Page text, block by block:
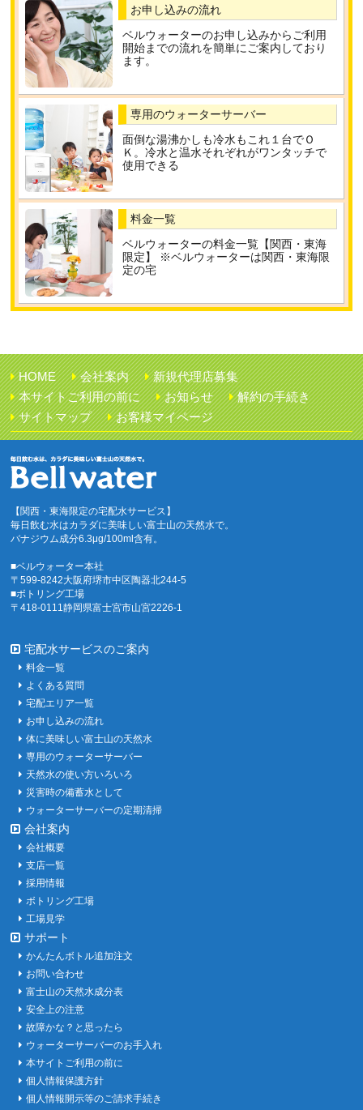
お申し込みの流れ
ベルウォーターのお申し込みからご利用
開始までの流れを簡単にご案内しており
ます。
専用のウォーターサーバー
面倒な湯沸かしも冷水もこれ１台でＯ
Ｋ。冷水と温水それぞれがワンタッチで
使用できる
料金一覧
ベルウォーターの料金一覧【関西・東海
限定】 ※ベルウォーターは関西・東海限
定の宅
HOME 会社案内
新規代理店募集
本サイトご利用の前に
お知らせ
解約の手続き
サイトマップ
お客様マイページ
【関西・東海限定の宅配水サービス】
毎日飲む水はカラダに美味しい富士山の天然水で。
バナジウム成分6.3μg/100ml含有。
■ベルウォーター本社
〒599-8242大阪府堺市中区陶器北244-5
■ボトリング工場
〒418-0111静岡県富士宮市山宮2226-1
宅配水サービスのご案内
料金一覧
よくある質問
宅配エリア一覧
お申し込みの流れ
体に美味しい富士山の天然水
専用のウォーターサーバー
天然水の使い方いろいろ
災害時の備蓄水として
ウォーターサーバーの定期清掃
会社案内
会社概要
支店一覧
採用情報
ボトリング工場
工場見学
サポート
かんたんボトル追加注文
お問い合わせ
富士山の天然水成分表
安全上の注意
故障かな？と思ったら
ウォーターサーバーのお手入れ
本サイトご利用の前に
個人情報保護方針
個人情報開示等のご請求手続き